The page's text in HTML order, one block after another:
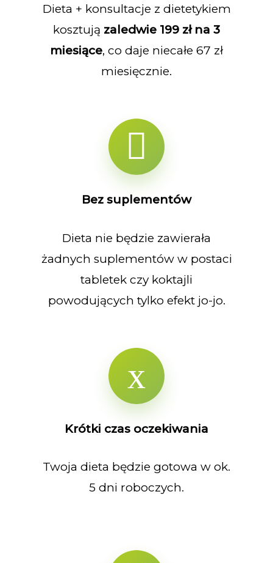
Dieta + konsultacje z dietetykiem
kosztują zaledwie 199 zł na 3
miesiące, co daje niecałe 67 zł
miesięcznie.
Bez suplementów
Dieta nie będzie zawierała
żadnych suplementów w postaci
tabletek czy koktajli
powodujących tylko efekt jo-jo.
Krótki czas oczekiwania
Twoja dieta będzie gotowa w ok.
5 dni roboczych.